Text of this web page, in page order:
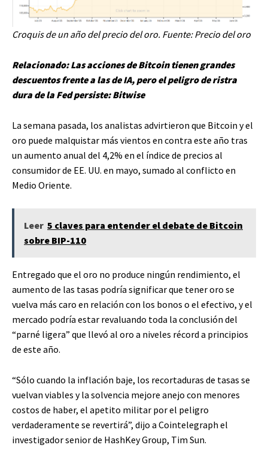
Croquis de un año del precio del oro. Fuente:Precio del oro
Relacionado:Las acciones de Bitcoin tienen grandes
descuentos frente a las de IA, pero el peligro de ristra
dura de la Fed persiste: Bitwise
La semana pasada, los analistas advirtieron que Bitcoin y el
oro puede malquistar más vientos en contra este año tras
un aumento anual del 4,2% en el índice de precios al
consumidor de EE. UU. en mayo, sumado al conflicto en
Medio Oriente.
Leer 5 claves para entender el debate de Bitcoin
sobre BIP-110
Entregado que el oro no produce ningún rendimiento, el
aumento de las tasas podría significar que tener oro se
vuelva más caro en relación con los bonos o el efectivo, y el
mercado podría estar revaluando toda la conclusión del
“parné ligera” que llevó al oro a niveles récord a principios
de este año.
“Sólo cuando la inflación baje, los recortaduras de tasas se
vuelvan viables y la solvencia mejore anejo con menores
costos de haber, el apetito militar por el peligro
verdaderamente se revertirá”, dijo a Cointelegraph el
investigador senior de HashKey Group, Tim Sun.